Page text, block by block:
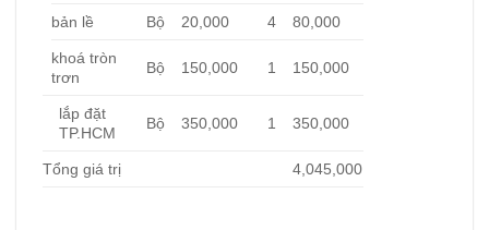
bản lề Bộ 20,000 4 80,000
khoá tròn
trơn
Bộ 150,000 1 150,000
lắp đặt
TP.HCM
Bộ 350,000 1 350,000
Tổng giá trị 4,045,000